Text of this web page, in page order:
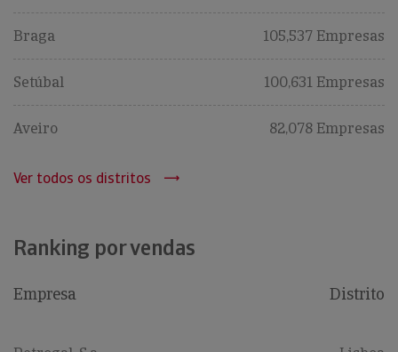
Braga 105,537 Empresas
Setúbal 100,631 Empresas
Aveiro 82,078 Empresas
Ver todos os distritos
Ranking por vendas
Empresa Distrito